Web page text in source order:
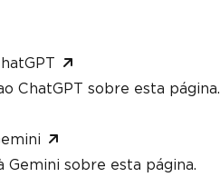
ChatGPT sobre esta página.
Gemini sobre esta página.